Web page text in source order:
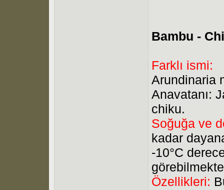
Bambu -
Farklı ismi:
Arundinaria
Anavatanı:
chiku.
Soğuğa ve
kadar
-10°C
Özellikleri: